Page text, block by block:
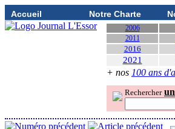
Accueil Notre Charte
2006
2011
2016
2021
+ nos 100 ans
Rechercher